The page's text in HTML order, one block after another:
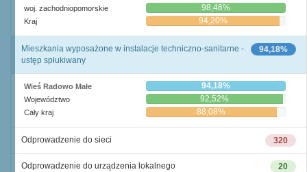
woj. zachodniopomorskie 98,46%
Kraj 94,20%
94,18%
Mieszkania wyposażone w instalacje techniczno-sanitarne -
ustęp spłukiwany
Wieś Radowo Małe 94,18%
Województwo 92,52%
Cały kraj 88,08%
320
Odprowadzenie do sieci
20
Odprowadzenie do urządzenia lokalnego